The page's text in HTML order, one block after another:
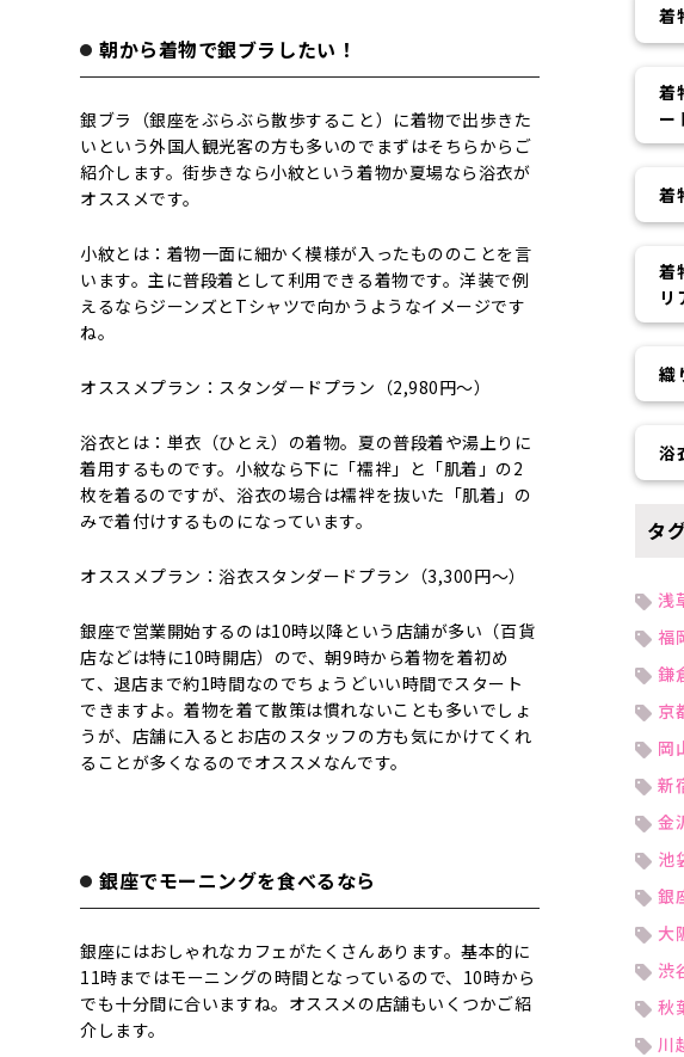
朝から着物で銀ブラしたい！
銀ブラ（銀座をぶらぶら散歩すること）に着物で出歩きた
いという外国人観光客の方も多いのでまずはそちらからご
紹介します。街歩きなら小紋という着物か夏場なら浴衣が
オススメです。
小紋とは：着物一面に細かく模様が入ったもののことを言
います。主に普段着として利用できる着物です。洋装で例
えるならジーンズとTシャツで向かうようなイメージです
ね。
オススメプラン：スタンダードプラン（2,980円～）
浴衣とは：単衣（ひとえ）の着物。夏の普段着や湯上りに
着用するものです。小紋なら下に「襦袢」と「肌着」の2
枚を着るのですが、浴衣の場合は襦袢を抜いた「肌着」の
みで着付けするものになっています。
オススメプラン：浴衣スタンダードプラン（3,300円～）
銀座で営業開始するのは10時以降という店舗が多い（百貨
店などは特に10時開店）ので、朝9時から着物を着初め
て、退店まで約1時間なのでちょうどいい時間でスタート
できますよ。着物を着て散策は慣れないことも多いでしょ
うが、店舗に入るとお店のスタッフの方も気にかけてくれ
ることが多くなるのでオススメなんです。
銀座でモーニングを食べるなら
銀座にはおしゃれなカフェがたくさんあります。基本的に
11時まではモーニングの時間となっているので、10時から
でも十分間に合いますね。オススメの店舗もいくつかご紹
介します。
着
着
ー
着
着
リ
織
浴
タ
浅
福
鎌
京
岡
新
金
池
銀
大
渋
秋
川